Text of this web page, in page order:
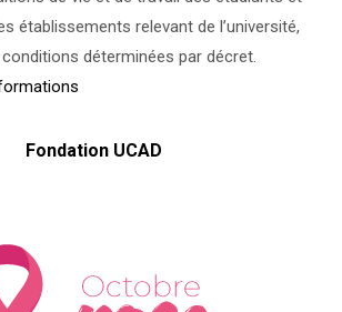
établissements relevant de l’université,
déterminées par décret.
Fondation UCAD